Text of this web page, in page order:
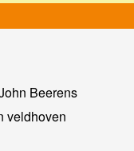
Beerens
veldhoven